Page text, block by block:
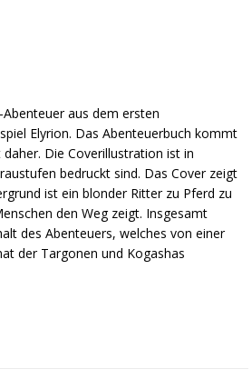
aus dem ersten
Elyrion. Das Abenteuerbuch kommt
Die Coverillustration ist in
bedruckt sind. Das Cover zeigt
ist ein blonder Ritter zu Pferd zu
den Weg zeigt. Insgesamt
des Abenteuers, welches von einer
der Targonen und Kogashas